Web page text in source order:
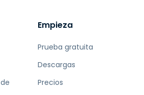
Empieza
Prueba gratuita
Descargas
Precios